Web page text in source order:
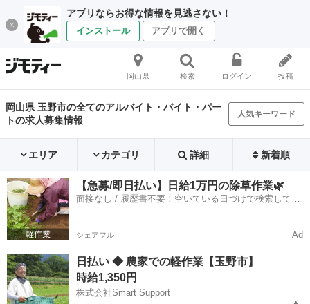
アプリならお得な情報を見逃さない！
インストール アプリで開く
岡山県 検索 ログイン 投稿
岡山県 玉野市の全てのアルバイト・バイト・パー
トの求人募集情報
人気キーワード
エリア カテゴリ 詳細 新着順
【急募/即日払い】日給1万円の除草作業🌿
面接なし / 履歴書不要！空いている日づけで検索して即
シェアフル Ad
日払い ◆ 農家での軽作業【玉野市】
時給1,350円
株式会社Smart Support